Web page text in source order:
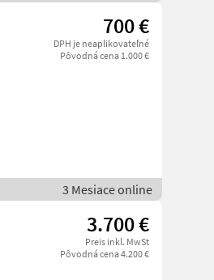
700 €
DPH je neaplikovateľné
Pôvodná cena 1.000 €
3 Mesiace online
3.700 €
Preis inkl. MwSt
Pôvodná cena 4.200 €